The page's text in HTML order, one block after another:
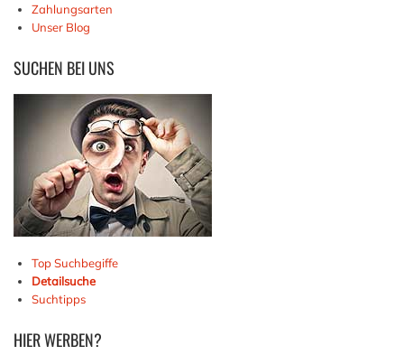
Zahlungsarten
Unser Blog
SUCHEN BEI UNS
Top Suchbegiffe
Detailsuche
Suchtipps
HIERWERBEN?